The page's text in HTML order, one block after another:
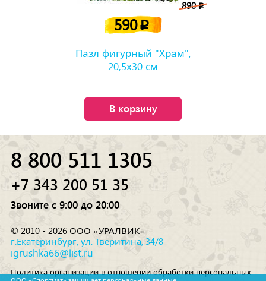
890p
590p
Пазл фигурный "Храм",
20,5х30 см
В корзину
8 800 511 1305
+7 343 200 51 35
Звоните с 9:00 до 20:00
© 2010 - 2026 ООО «УРАЛВИК»
г.Екатеринбург, ул. Тверитина, 34/8
igrushka66@list.ru
Политика организации в отношении обработки персональных